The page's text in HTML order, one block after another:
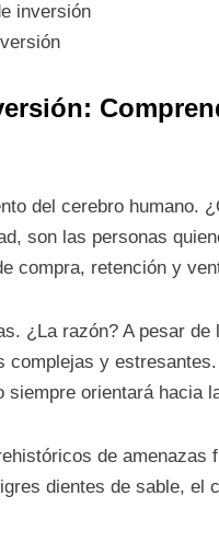
inversión
del cerebro humano.
son las personas
compra, retención y
¿La razón? A pesar
y
orientará hacia
de amenazas
dientes de sable, el